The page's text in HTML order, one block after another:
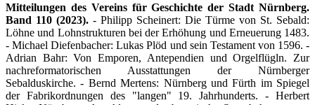
Mitteilungen des Vereins für Geschichte der Stadt Nürnberg.
Band 110 (2023). - Philipp Scheinert: Die Türme von St. Sebald:
Löhne und Lohnstrukturen bei der Erhöhung und Erneuerung 1483.
- Michael Diefenbacher: Lukas Plöd und sein Testament von 1596. -
Adrian Bahr: Von Emporen, Antependien und Orgelflügln. Zur
nachreformatorischen Ausstattungen der Nürnberger
Sebalduskirche. - Bernd Mertens: Nürnberg und Fürth im Spiegel
der Fabrikordnungen des "langen" 19. Jahrhunderts. - Herbert